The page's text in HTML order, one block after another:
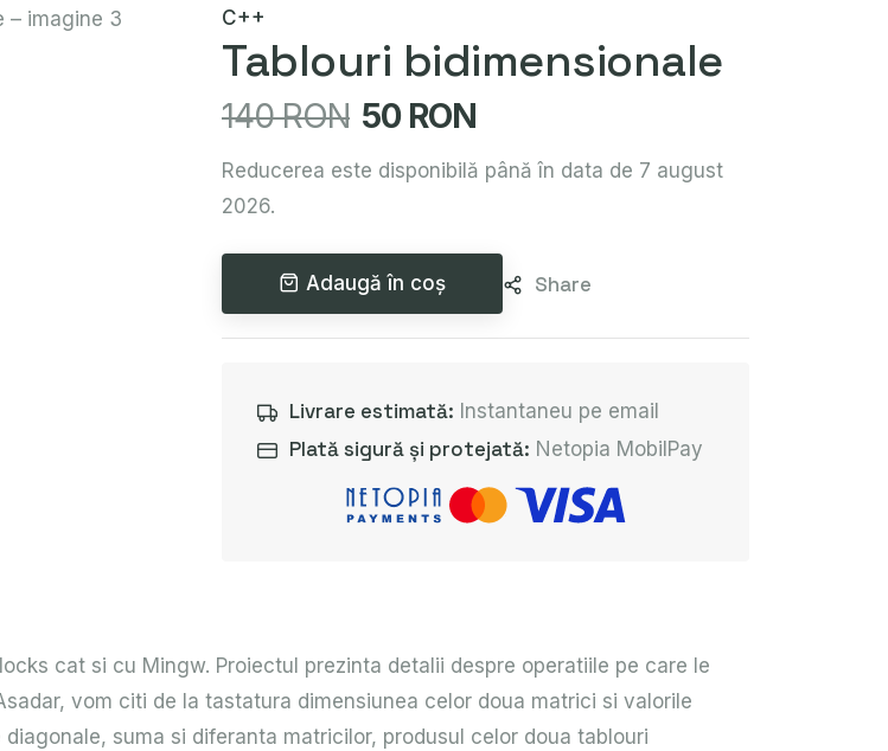
C++
Tablouri bidimensionale
140 RON 50 RON
Reducerea este disponibilă până în data de 7 august
2026.
Adaugă în coș Share
Livrare estimată: Instantaneu pe email
Plată sigură și protejată: Netopia MobilPay
cat si cu Mingw. Proiectul prezinta detalii despre operatiile pe care le
vom citi de la tastatura dimensiunea celor doua matrici si valorile
suma si diferanta matricilor, produsul celor doua tablouri